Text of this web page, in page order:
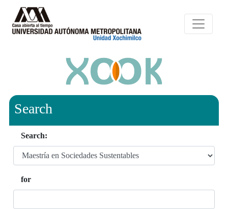
Search
Search:
for